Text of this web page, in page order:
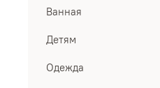
Ванная
Детям
Одежда